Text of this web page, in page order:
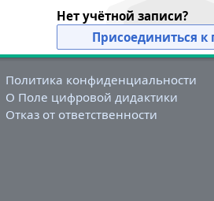
Нет учётной записи?
Присоединиться к
Политика конфиденциальности
О Поле цифровой дидактики
Отказ от ответственности